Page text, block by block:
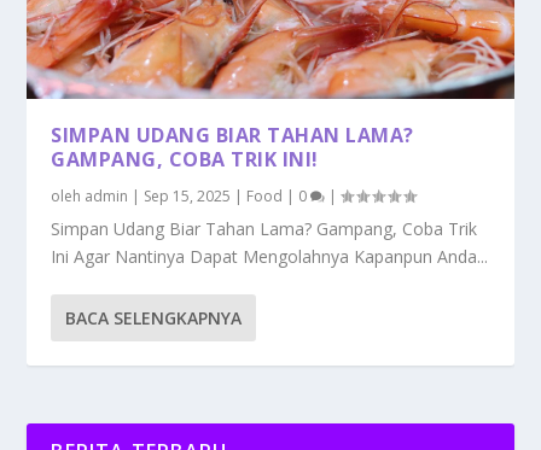
SIMPAN UDANG BIAR TAHAN LAMA?
GAMPANG, COBA TRIK INI!
oleh admin | Sep 15, 2025 | Food | 0 |
Simpan Udang Biar Tahan Lama? Gampang, Coba Trik
Ini Agar Nantinya Dapat Mengolahnya Kapanpun Anda...
BACA SELENGKAPNYA